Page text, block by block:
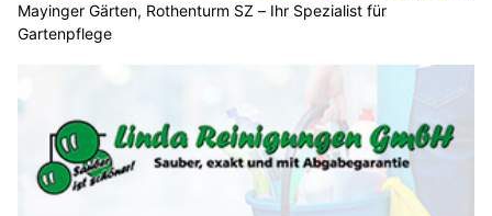
Mayinger Gärten, Rothenturm SZ – Ihr Spezialist für
Gartenpflege